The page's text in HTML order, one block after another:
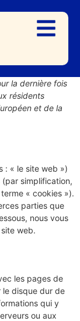
la dernière fois
résidents
et de la
: « le site web »)
simplification,
« cookies »).
parties que
nous vous
web.
les pages de
disque dur de
qui y
ou aux